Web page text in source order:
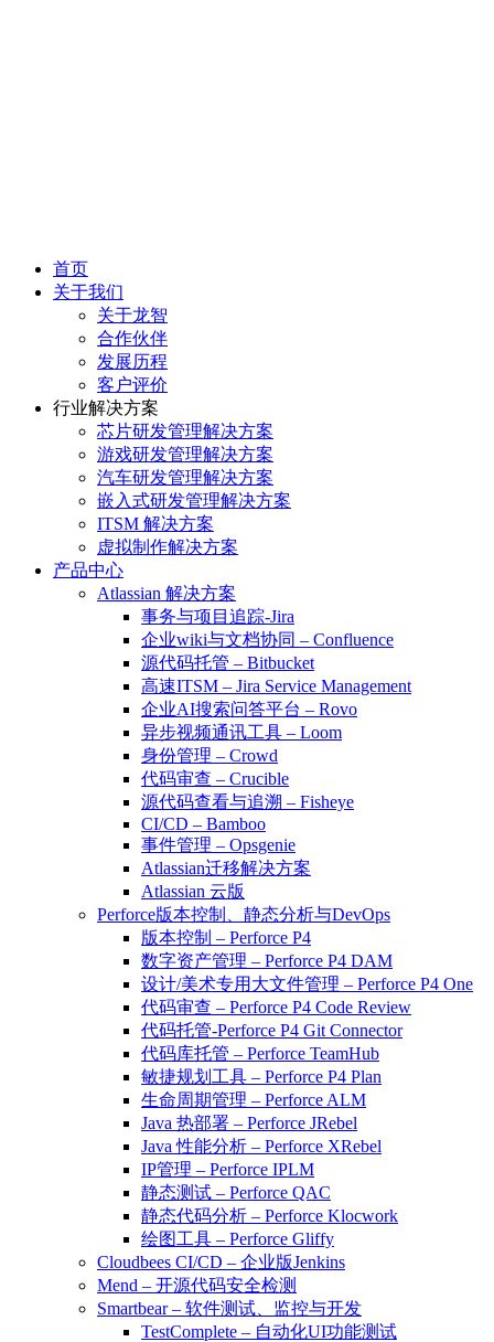
首页
关于我们
关于龙智
合作伙伴
发展历程
客户评价
行业解决方案
芯片研发管理解决方案
游戏研发管理解决方案
汽车研发管理解决方案
嵌入式研发管理解决方案
ITSM 解决方案
虚拟制作解决方案
产品中心
Atlassian 解决方案
事务与项目追踪-Jira
企业wiki与文档协同 – Confluence
源代码托管 – Bitbucket
高速ITSM – Jira Service Management
企业AI搜索问答平台 – Rovo
异步视频通讯工具 – Loom
身份管理 – Crowd
代码审查 – Crucible
源代码查看与追溯 – Fisheye
CI/CD – Bamboo
事件管理 – Opsgenie
Atlassian迁移解决方案
Atlassian 云版
Perforce版本控制、静态分析与DevOps
版本控制 – Perforce P4
数字资产管理 – Perforce P4 DAM
设计/美术专用大文件管理 – Perforce P4 One
代码审查 – Perforce P4 Code Review
代码托管-Perforce P4 Git Connector
代码库托管 – Perforce TeamHub
敏捷规划工具 – Perforce P4 Plan
生命周期管理 – Perforce ALM
Java 热部署 – Perforce JRebel
Java 性能分析 – Perforce XRebel
IP管理 – Perforce IPLM
静态测试 – Perforce QAC
静态代码分析 – Perforce Klocwork
绘图工具 – Perforce Gliffy
Cloudbees CI/CD – 企业版Jenkins
Mend – 开源代码安全检测
Smartbear – 软件测试、监控与开发
TestComplete – 自动化UI功能测试